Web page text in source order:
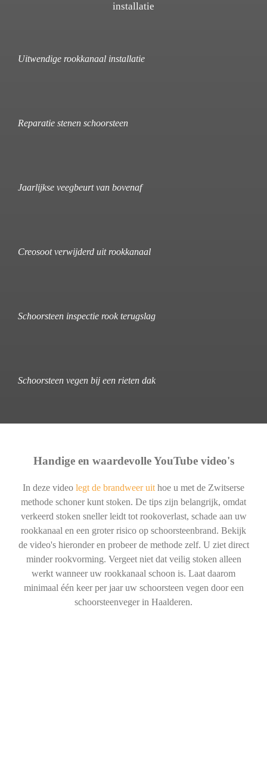
installatie
Uitwendige rookkanaal installatie
Reparatie stenen schoorsteen
Jaarlijkse veegbeurt van bovenaf
Creosoot verwijderd uit rookkanaal
Schoorsteen inspectie rook terugslag
Schoorsteen vegen bij een rieten dak
Handige en waardevolle YouTube video's
In deze video legt de brandweer uit hoe u met de Zwitserse
methode schoner kunt stoken. De tips zijn belangrijk, omdat
verkeerd stoken sneller leidt tot rookoverlast, schade aan uw
rookkanaal en een groter risico op schoorsteenbrand. Bekijk
de video's hieronder en probeer de methode zelf. U ziet direct
minder rookvorming. Vergeet niet dat veilig stoken alleen
werkt wanneer uw rookkanaal schoon is. Laat daarom
minimaal één keer per jaar uw schoorsteen vegen door een
schoorsteenveger in Haalderen.